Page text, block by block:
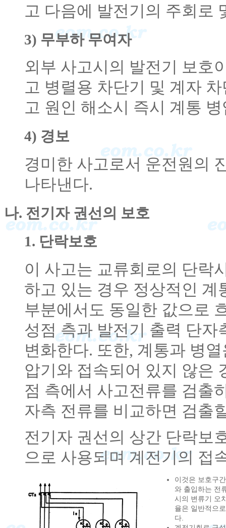
고 다음에 발전기의 주회로
3) 무부하 무여자
외부 사고시의 발전기 보호
고 병렬용 차단기 및 계자
고 원인 해소시 즉시 계통
4) 경보
경미한 사고로서 운전원의
나타낸다.
나. 전기자 권선의 보호
1. 단락보호
이 사고는 교류회로의 단락
하고 있는 경우 정상적인
부분에서도 동일한 값으로
성점 측과 발전기 출력 단
변화한다. 또한, 계통과 병
압기와 접속되어 있지 않은
점 측에서 사고전류를 검출
자측 전류를 비교하면 검출
전기자 권선의 상간 단락보
으로 사용되며 계전기의 접
이것은 보호구
와 출입하는 전
시의 변류기 오
율은 일반적으
다.